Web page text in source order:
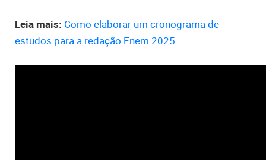
Leia mais: Como elaborar um cronograma de
estudos para a redação Enem 2025